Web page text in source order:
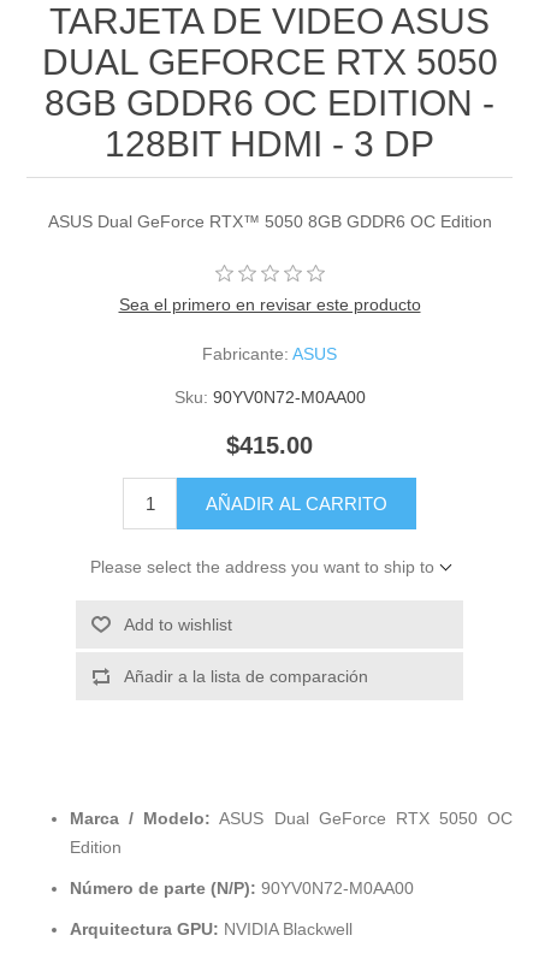
TARJETA DE VIDEO ASUS
DUAL GEFORCE RTX 5050
8GB GDDR6 OC EDITION -
128BIT HDMI - 3 DP
ASUS Dual GeForce RTX™ 5050 8GB GDDR6 OC Edition
Sea el primero en revisar este producto
Fabricante: ASUS
Sku: 90YV0N72-M0AA00
$415.00
AÑADIR AL CARRITO
Please select the address you want to ship to
Add to wishlist
Añadir a la lista de comparación
Marca / Modelo: ASUS Dual GeForce RTX 5050 OC
Edition
Número de parte (N/P): 90YV0N72-M0AA00
Arquitectura GPU: NVIDIA Blackwell